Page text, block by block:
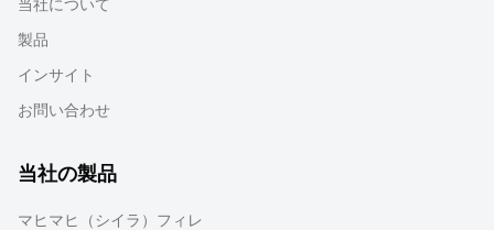
当社について
製品
インサイト
お問い合わせ
当社の製品
マヒマヒ（シイラ）フィレ